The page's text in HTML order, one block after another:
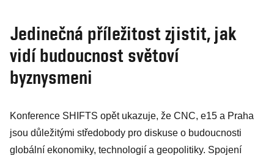
Jedinečná příležitost zjistit, jak
vidí budoucnost světoví
byznysmeni
Konference SHIFTS opět ukazuje, že CNC, e15 a Praha
jsou důležitými středobody pro diskuse o budoucnosti
globální ekonomiky, technologií a geopolitiky. Spojení